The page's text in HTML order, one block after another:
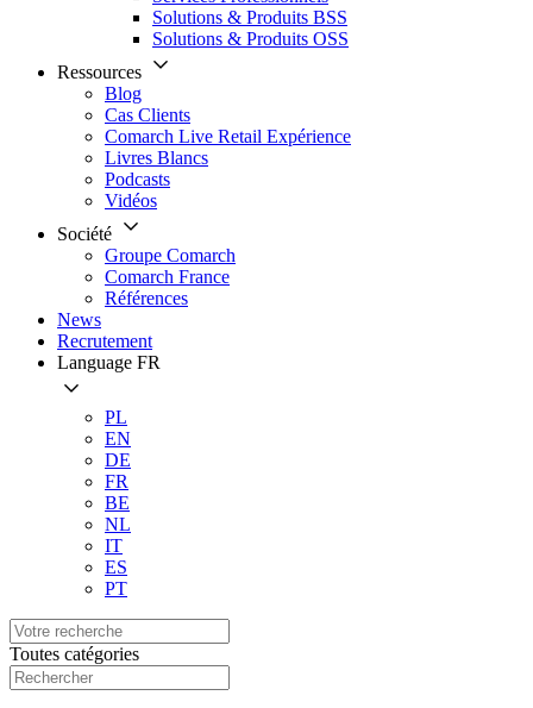
Solutions & Produits BSS
Solutions & Produits OSS
Ressources
Blog
Cas Clients
Comarch Live Retail Expérience
Livres Blancs
Podcasts
Vidéos
Société
Groupe Comarch
Comarch France
Références
News
Recrutement
Language FR
PL
EN
DE
FR
BE
NL
IT
ES
PT
Toutes catégories